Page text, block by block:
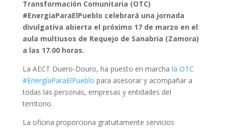
Transformación Comunitaria (OTC)
#EnergiaParaElPueblo celebrará una jornada
divulgativa abierta el próximo 17 de marzo en el
aula multiusos de Requejo de Sanabria (Zamora)
a las 17.00 horas.
La AECT Duero-Douro, ha puesto en marcha la OTC
#EnergíaParaElPueblo para asesorar y acompañar a
todas las personas, empresas y entidades del
territorio.
La oficina proporciona gratuitamente servicios